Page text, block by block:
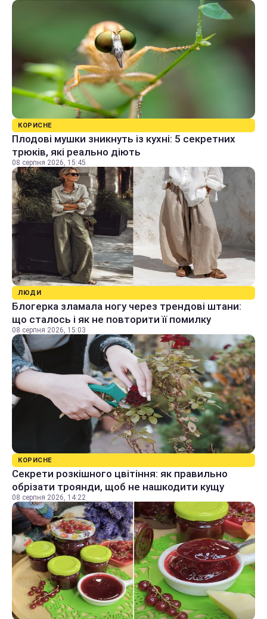
КОРИСНЕ
Плодові мушки зникнуть із кухні: 5 секретних
трюків, які реально діють
08 серпня 2026, 15:45
ЛЮДИ
Блогерка зламала ногу через трендові штани:
що сталось і як не повторити її помилку
08 серпня 2026, 15:03
КОРИСНЕ
Секрети розкішного цвітіння: як правильно
обрізати троянди, щоб не нашкодити кущу
08 серпня 2026, 14:22